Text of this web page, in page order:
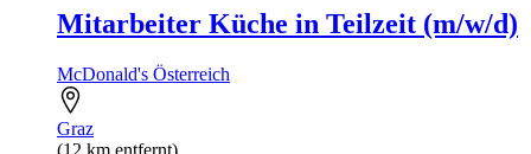
Mitarbeiter Küche in Teilzeit (m/w/d)
McDonald's Österreich
Graz